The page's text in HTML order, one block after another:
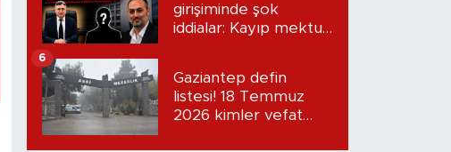
girişiminde şok
iddialar: Kayıp mektup
Gaziantep defin
listesi! 18 Temmuz
2026 kimler vefat
6